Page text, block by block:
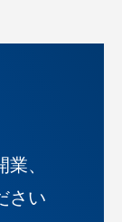
、
さい